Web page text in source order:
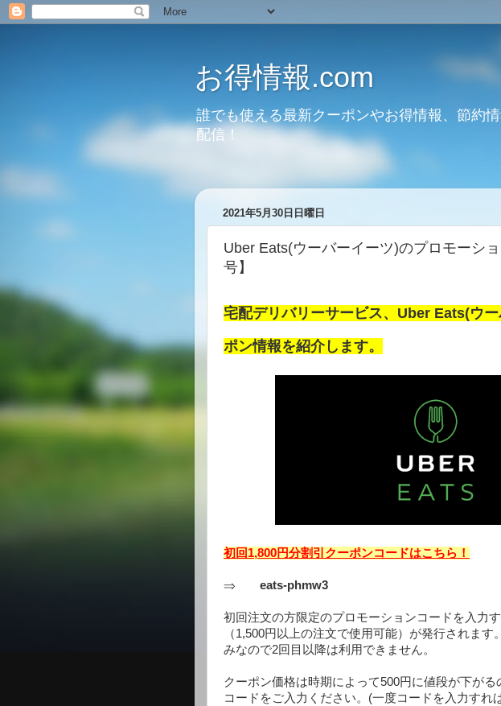
お得情報.com
誰でも使える最新クーポンやお得情報、節約
配信！
2021年5月30日日曜日
Uber Eats(ウーバーイーツ)のプロモーシ
号】
宅配デリバリーサービス、Uber Eats(ウ
ポン情報を紹介します。
初回1,800円分割引クーポンコードはこちら！
⇒ eats-phmw3
初回注文の方限定のプロモーションコードを入力
（1,500円以上の注文で使用可能）が発行されま
みなので2回目以降は利用できません。
クーポン価格は時期によって500円に値段が下が
コードをご入力ください。(一度コードを入力すれ